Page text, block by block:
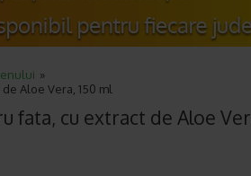
Aloe Vera, 150 ml
fata, cu extract de Aloe